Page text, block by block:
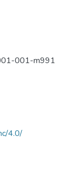
001-m991
4.0/